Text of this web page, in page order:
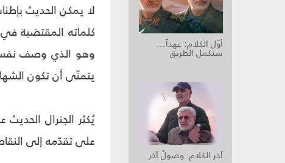
أوّل الكلام: عهداً...
سنكمل الطريق
آخر الكلام: وصولٌ آخر
لا يمكن الحديث
كلماته المقتضبة
يتمنّى أن تكون
يُكثر الجنرال
على تقدّمه إلى